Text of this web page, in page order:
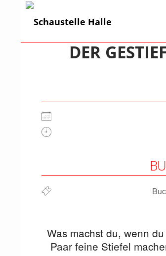
Suchen
DER
Was machst du, wenn
Paar feine Stiefel